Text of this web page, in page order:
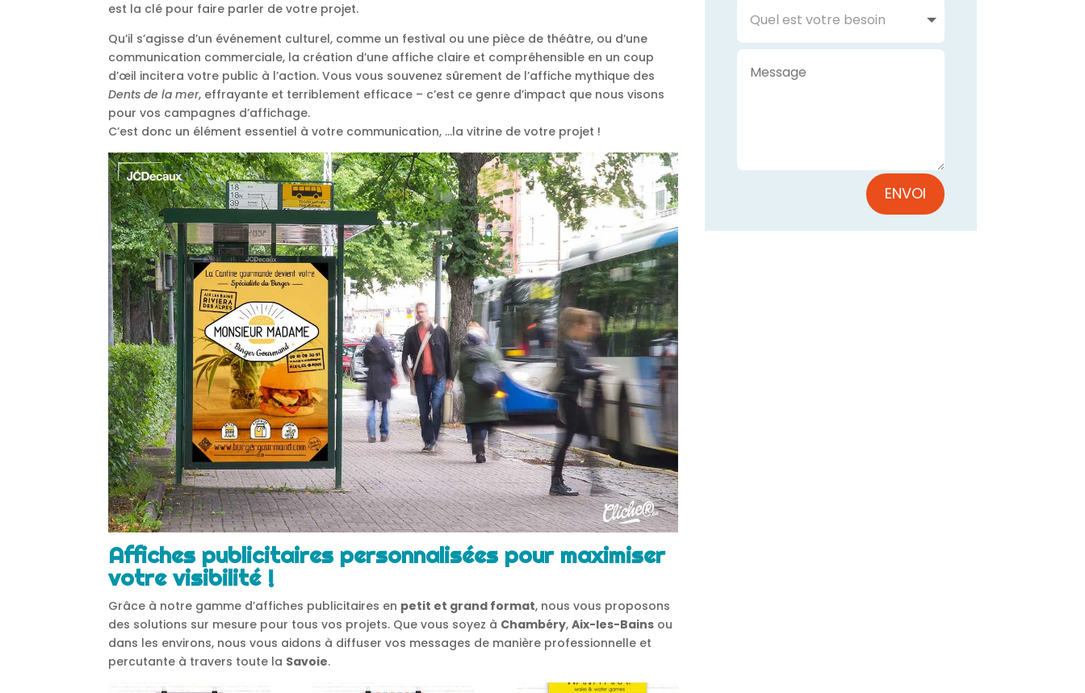
est la clé pour faire parler de votre projet.
Qu’il s’agisse d’un événement culturel, comme un festival ou une pièce de théâtre, ou d’une
communication commerciale, la création d’une affiche claire et compréhensible en un coup
d’œil incitera votre public à l’action. Vous vous souvenez sûrement de l’affiche mythique des
Dents de la mer, effrayante et terriblement efficace – c’est ce genre d’impact que nous visons
pour vos campagnes d’affichage.
C’est donc un élément essentiel à votre communication, …la vitrine de votre projet !
Affiches publicitaires personnalisées pour maximiser
votre visibilité !
Grâce à notre gamme d’affiches publicitaires en petit et grand format, nous vous proposons
des solutions sur mesure pour tous vos projets. Que vous soyez à Chambéry,Aix-les-Bains ou
dans les environs, nous vous aidons à diffuser vos messages de manière professionnelle et
percutante à travers toute la Savoie.
ENVOI